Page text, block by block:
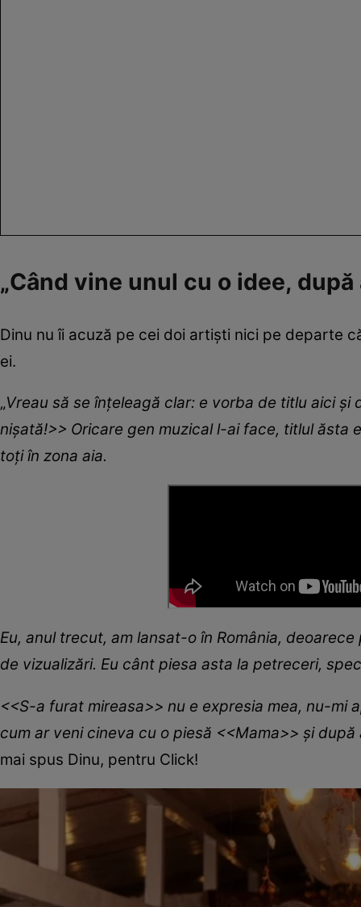
„Când vine unul cu o idee,
Dinu nu îi acuză pe cei doi artiști nici pe departe
ei.
„Vreau să se înțeleagă clar: e vorba de titlu aici
nișată!>> Oricare gen muzical l-ai face, titlul ăsta
toți în zona aia.
Eu, anul trecut, am lansat-o în România,
de vizualizări. Eu cânt piesa asta la petreceri,
<<S-a furat mireasa>> nu e expresia mea, nu-mi
cum ar veni cineva cu o piesă <<Mama>> și
mai spus Dinu, pentru Click!